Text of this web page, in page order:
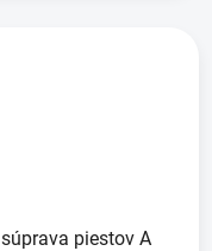
súprava piestov A